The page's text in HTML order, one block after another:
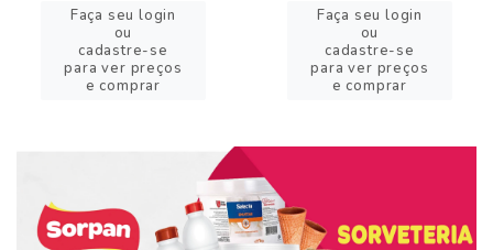
Faça seu login
ou
cadastre-se
para ver preços
e comprar
Faça seu login
ou
cadastre-se
para ver preços
e comprar